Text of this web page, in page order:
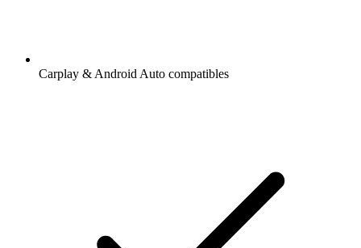
Carplay & Android Auto compatibles